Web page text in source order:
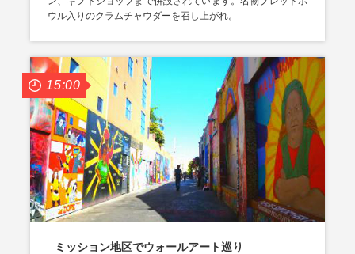
ウル入りのクラムチャウダーを召し上がれ。
15:00
ミッション地区でウォールアート巡り